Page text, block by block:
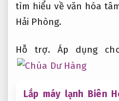
tìm hiểu về văn hóa
Hải Phòng.
Hỗ trợ. Áp dụng
Lắp máy lạnh Biên